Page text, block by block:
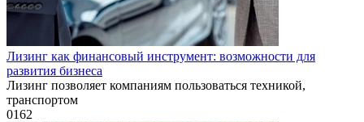
Лизинг как финансовый инструмент: возможности для
развития бизнеса
Лизинг позволяет компаниям пользоваться техникой,
транспортом
0162